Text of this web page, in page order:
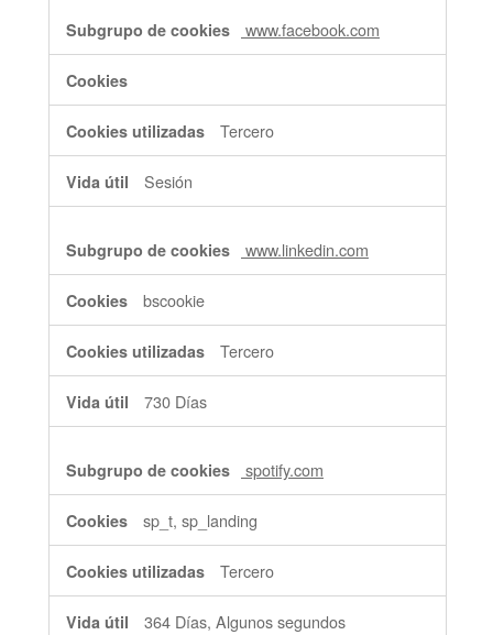
www.facebook.com
Tercero
Sesión
www.linkedin.com
bscookie
Tercero
730 Días
spotify.com
sp_t, sp_landing
Tercero
364 Días, Algunos segundos